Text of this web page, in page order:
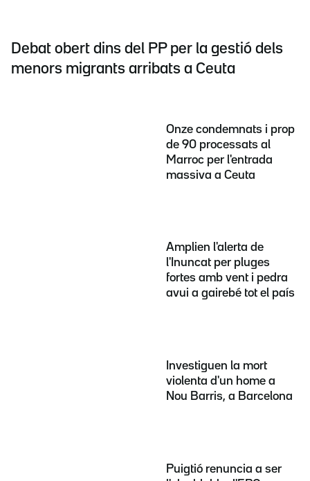
Debat obert dins del PP per la gestió dels
menors migrants arribats a Ceuta
Onze condemnats i prop
de 90 processats al
Marroc per l'entrada
massiva a Ceuta
Amplien l'alerta de
l'Inuncat per pluges
fortes amb vent i pedra
avui a gairebé tot el país
Investiguen la mort
violenta d'un home a
Nou Barris, a Barcelona
Puigtió renuncia a ser